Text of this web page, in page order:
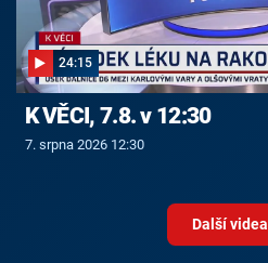
24:15
K VĚCI, 7.8. v 12:30
7. srpna 2026 12:30
Další videa